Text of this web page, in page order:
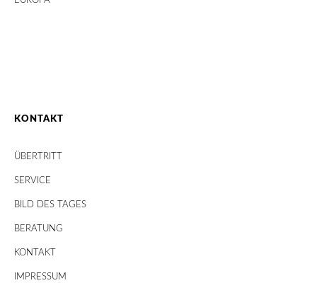
KONTAKT
ÜBERTRITT
SERVICE
BILD DES TAGES
BERATUNG
KONTAKT
IMPRESSUM